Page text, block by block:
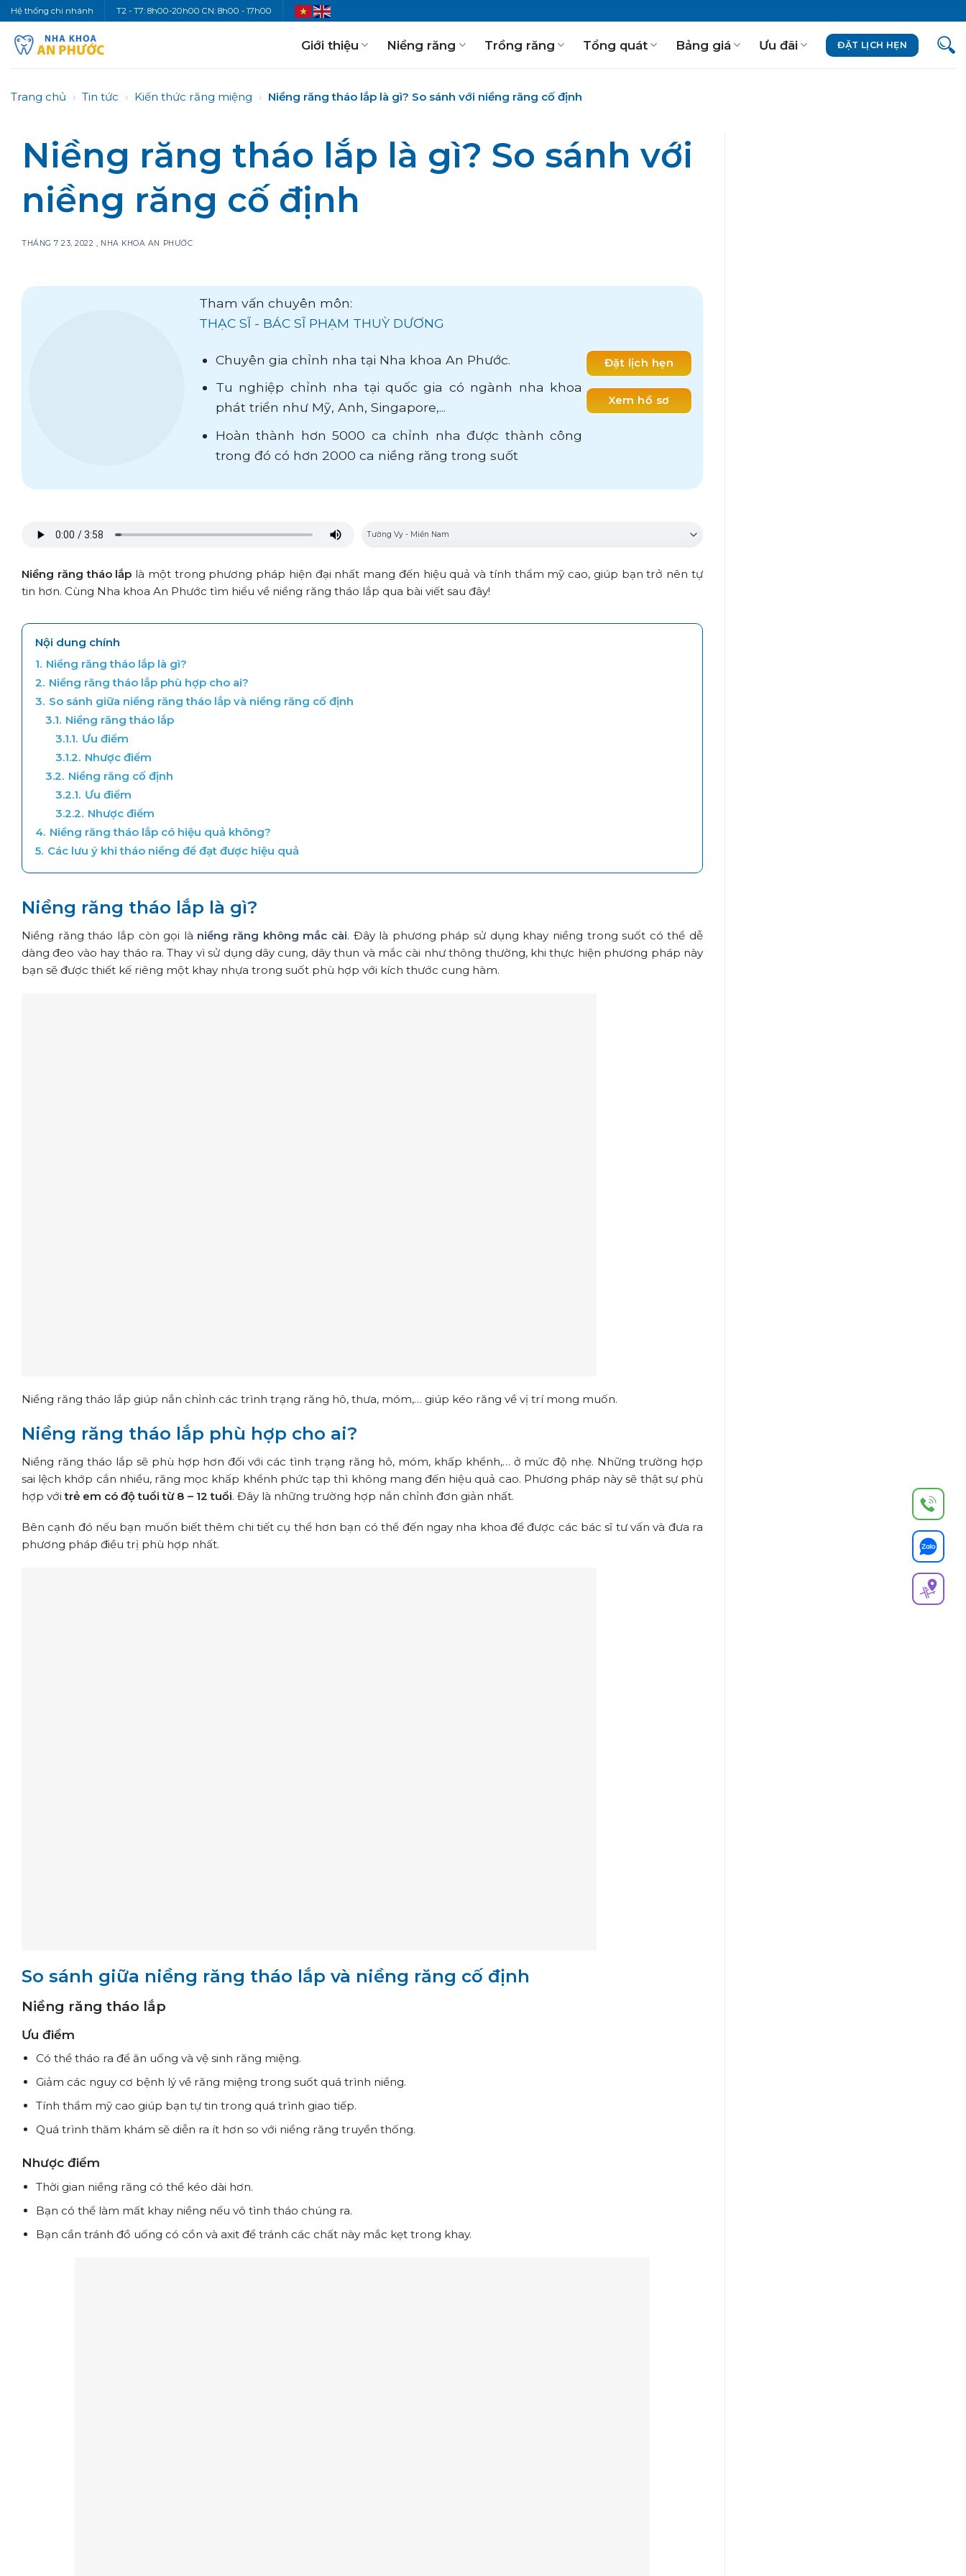
Bỏ
qua
nội
Hệ thống chi nhánh T2 - T7: 8h00-20h00 CN: 8h00 - 17h00
Giới thiệu Niềng răng Trồng răng Tổng quát Bảng giá Ưu đãi ĐẶT LỊCH HẸN
Trang chủ › Tin tức › Kiến thức răng miệng › Niềng răng tháo lắp là gì? So sánh với niềng răng cố định
Niềng răng tháo lắp là gì? So sánh với
niềng răng cố định
THÁNG 7 23, 2022 , NHA KHOA AN PHƯỚC
Tham vấn chuyên môn:
THẠC SĨ - BÁC SĨ PHẠM THUỲ DƯƠNG
Chuyên gia chỉnh nha tại Nha khoa An Phước.
Tu nghiệp chỉnh nha tại quốc gia có ngành nha khoa
phát triển như Mỹ, Anh, Singapore,...
Hoàn thành hơn 5000 ca chỉnh nha được thành công
trong đó có hơn 2000 ca niềng răng trong suốt
Đặt lịch hẹn
Xem hồ sơ
Niềng răng tháo lắp là một trong phương pháp hiện đại nhất mang đến hiệu quả và tính thẩm mỹ cao, giúp bạn trở nên tự
tin hơn. Cùng Nha khoa An Phước tìm hiểu về niềng răng tháo lắp qua bài viết sau đây!
Nội dung chính
1. Niềng răng tháo lắp là gì?
2. Niềng răng tháo lắp phù hợp cho ai?
3. So sánh giữa niềng răng tháo lắp và niềng răng cố định
3.1. Niềng răng tháo lắp
3.1.1. Ưu điểm
3.1.2. Nhược điểm
3.2. Niềng răng cố định
3.2.1. Ưu điểm
3.2.2. Nhược điểm
4. Niềng răng tháo lắp có hiệu quả không?
5. Các lưu ý khi tháo niềng để đạt được hiệu quả
Niềng răng tháo lắp là gì?
Niềng răng tháo lắp còn gọi là niềng răng không mắc cài. Đây là phương pháp sử dụng khay niềng trong suốt có thể dễ
dàng đeo vào hay tháo ra. Thay vì sử dụng dây cung, dây thun và mắc cài như thông thường, khi thực hiện phương pháp này
bạn sẽ được thiết kế riêng một khay nhựa trong suốt phù hợp với kích thước cung hàm.
Niềng răng tháo lắp giúp nắn chỉnh các trình trạng răng hô, thưa, móm,… giúp kéo răng về vị trí mong muốn.
Niềng răng tháo lắp phù hợp cho ai?
Niềng răng tháo lắp sẽ phù hợp hơn đối với các tình trạng răng hô, móm, khấp khểnh,… ở mức độ nhẹ. Những trường hợp
sai lệch khớp cắn nhiều, răng mọc khấp khểnh phức tạp thì không mang đến hiệu quả cao. Phương pháp này sẽ thật sự phù
hợp vớitrẻ em có độ tuổi từ 8 – 12 tuổi. Đây là những trường hợp nắn chỉnh đơn giản nhất.
Bên cạnh đó nếu bạn muốn biết thêm chi tiết cụ thể hơn bạn có thể đến ngay nha khoa để được các bác sĩ tư vấn và đưa ra
phương pháp điều trị phù hợp nhất.
So sánh giữa niềng răng tháo lắp và niềng răng cố định
Niềng răng tháo lắp
Ưu điểm
Có thể tháo ra để ăn uống và vệ sinh răng miệng.
Giảm các nguy cơ bệnh lý về răng miệng trong suốt quá trình niềng.
Tính thẩm mỹ cao giúp bạn tự tin trong quá trình giao tiếp.
Quá trình thăm khám sẽ diễn ra ít hơn so với niềng răng truyền thống.
Nhược điểm
Thời gian niềng răng có thể kéo dài hơn.
Bạn có thể làm mất khay niềng nếu vô tình tháo chúng ra.
Bạn cần tránh đồ uống có cồn và axit để tránh các chất này mắc kẹt trong khay.